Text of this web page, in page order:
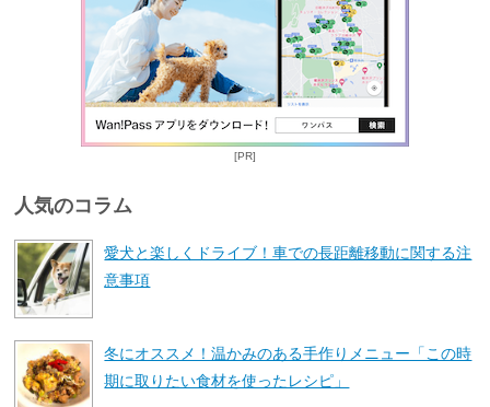
[PR]
人気のコラム
愛犬と楽しくドライブ！車での長距離移動に関する注
意事項
冬にオススメ！温かみのある手作りメニュー「この時
期に取りたい食材を使ったレシピ」